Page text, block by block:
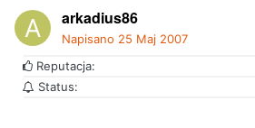
arkadius86
Napisano 25 Maj 2007
Reputacja:
Status: